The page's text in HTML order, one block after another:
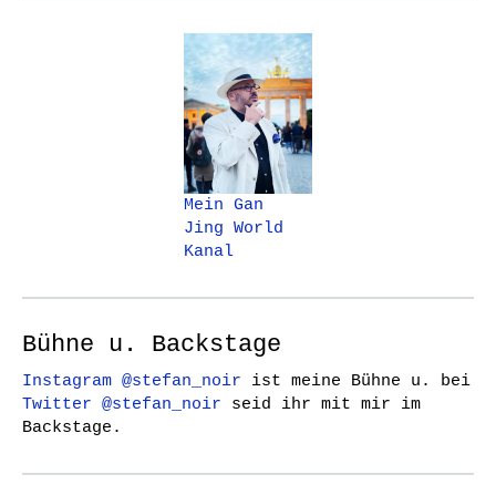
Mein Gan
Jing World
Kanal
Bühne u. Backstage
Instagram @stefan_noir ist meine Bühne u. bei
Twitter @stefan_noir seid ihr mit mir im
Backstage.